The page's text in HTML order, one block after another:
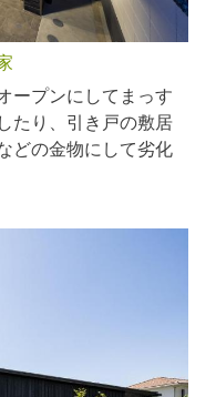
ープンにしてまっす
たり、引き戸の敷居
どの金物にして劣化